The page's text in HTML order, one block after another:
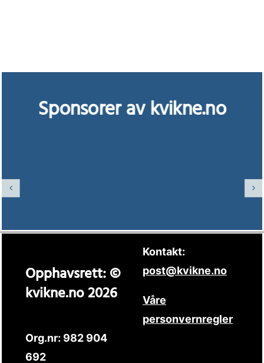
Sponsorer av kvikne.no
Opphavsrett: ©
kvikne.no 2026
Org.nr: 982 904
692
Kontakt:
post@kvikne.no
Våre
personvernregler